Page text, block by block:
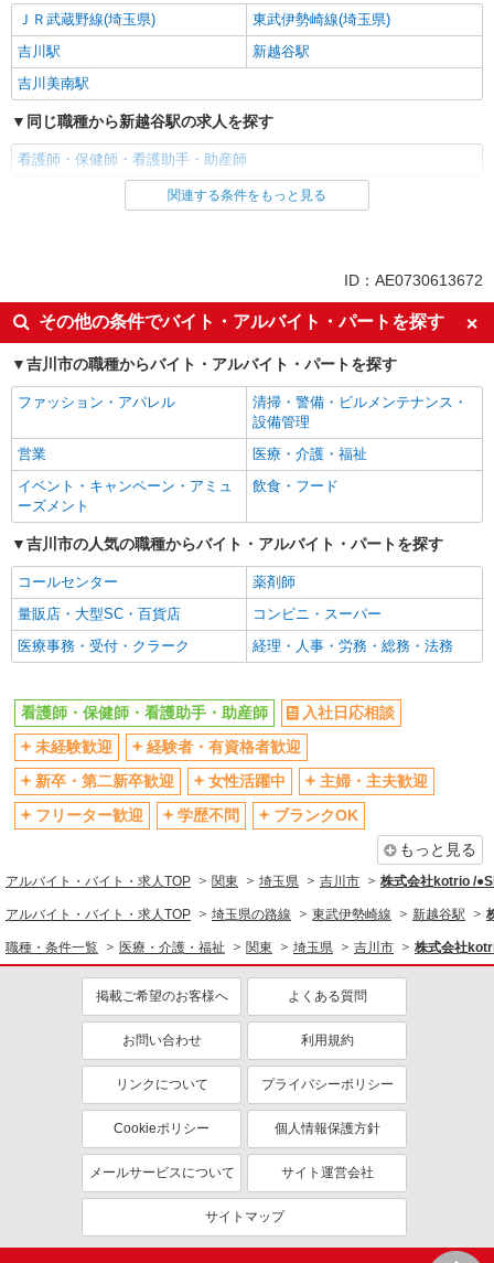
ＪＲ武蔵野線(埼玉県)
東武伊勢崎線(埼玉県)
吉川駅
新越谷駅
吉川美南駅
同じ職種から新越谷駅の求人を探す
看護師・保健師・看護助手・助産師
同じ雇用形態から新越谷駅の求人を探す
入社日応相談
未経験歓迎
経験者・有資格者歓迎
新卒・第二新卒歓迎
女性活躍中
主婦・主夫歓迎
フリーター歓迎
学歴不問
ブランクOK
ミドル（40代～）活躍中
エルダー（50代～）活躍中
シニア（60代～）活躍中
高収入・高額
昇給あり
完全週休2日制
フルタイム歓迎
禁煙・分煙
駅直結・駅チカ
車通勤OK
バイク通勤OK
自転車通勤OK
残業少なめ（月20h未満）
交通費支給
社会保険あり
産休・育休取得実績あり
退職金・財形貯蓄制度あり
各種手当（家族・役職・インセン
ティブなど）あり
制服貸与
研修制度あり
資格取得支援制度あり
医療・介護・福祉
看護師・保健師・看護助手・助産師
同じ特徴から求人を探す
ミドル（40代～）活躍中
ボーナス・賞与あり
車通勤OK
交通費支給
社会保険あり
産休・育休取得実績あり
関連する条件をもっと見る
ID：AE0730613672
その他の条件でバイト・アルバイト・パートを探す
吉川市の職種からバイト・アルバイト・パートを探す
ファッション・アパレル
清掃・警備・ビルメンテナンス・
設備管理
営業
医療・介護・福祉
イベント・キャンペーン・アミュ
ーズメント
飲食・フード
吉川市の人気の職種からバイト・アルバイト・パートを探す
コールセンター
薬剤師
量販店・大型SC・百貨店
コンビニ・スーパー
医療事務・受付・クラーク
経理・人事・労務・総務・法務
看護師・保健師・看護助手・助産師
入社日応相談
未経験歓迎
経験者・有資格者歓迎
新卒・第二新卒歓迎
女性活躍中
主婦・主夫歓迎
フリーター歓迎
学歴不問
ブランクOK
もっと見る
アルバイト・バイト・求人TOP 関東 埼玉県 吉川市 株式会社kotrio /
アルバイト・バイト・求人TOP 埼玉県の路線 東武伊勢崎線 新越谷駅
職種・条件一覧 医療・介護・福祉 関東 埼玉県 吉川市 株式会社
掲載ご希望のお客様へ よくある質問
お問い合わせ 利用規約
リンクについて プライバシーポリシー
Cookieポリシー 個人情報保護方針
メールサービスについて サイト運営会社
サイトマップ